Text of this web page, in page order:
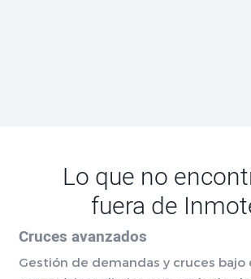
Lo que no
fuera de
Cruces avanzados
Gestión de demandas y cruces bajo